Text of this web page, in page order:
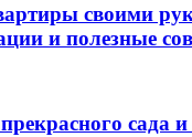
своими
и полезные
сада